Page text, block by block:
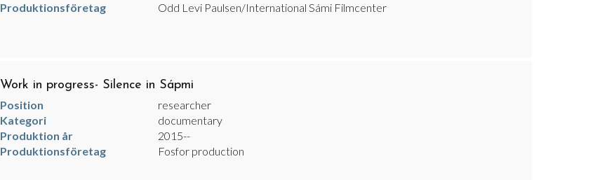
Produktionsföretag
Odd Levi Paulsen/International Sámi Filmcenter
Work in progress- Silence in Sápmi
Position
researcher
Kategori
documentary
Produktion år
2015--
Produktionsföretag
Fosfor production